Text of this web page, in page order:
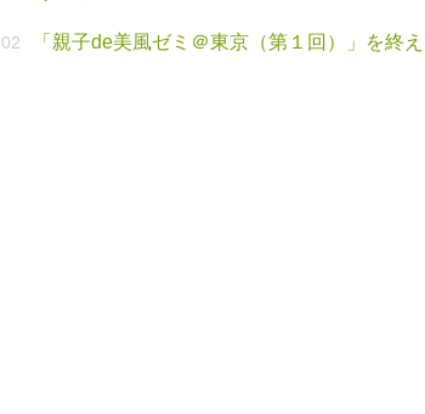
「親子de美風ゼミ＠東京（第１回）」を終